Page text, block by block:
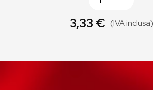
3,33 € (IVA inclusa)